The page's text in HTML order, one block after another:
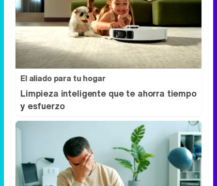
El aliado para tu hogar
Limpieza inteligente que te ahorra tiempo
y esfuerzo